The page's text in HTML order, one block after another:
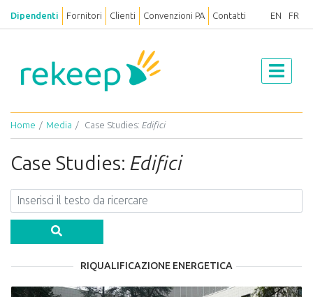
Dipendenti Fornitori Clienti Convenzioni PA Contatti EN FR
Home Media Case Studies: Edifici
Case Studies: Edifici
RIQUALIFICAZIONE ENERGETICA